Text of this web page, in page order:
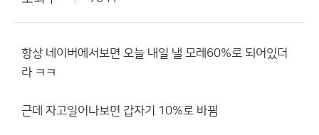
항상 네이버에서보면 오늘 내일 낼 모레60%로 되어있더
라 ㅋㅋ
근데 자고일어나보면 갑자기 10%로 바뀜